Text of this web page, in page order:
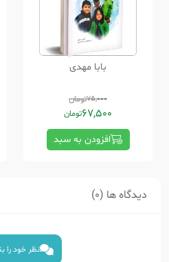
بابا مهدی
75,000تومان
67,500تومان
افزودن به سبد
دیدگاه ها (0)
نظر خود را